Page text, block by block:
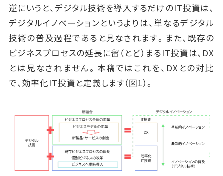
逆にいうと、デジタル技術を導入するだけのIT投資は、
デジタルイノベーションというよりは、単なるデジタル
技術の普及過程であると見なされます。また、既存の
ビジネスプロセスの延長に留（とど）まるIT投資は、DX
とは見なされません。本稿ではこれを、DXとの対比
で、効率化IT投資と定義します（図1）。